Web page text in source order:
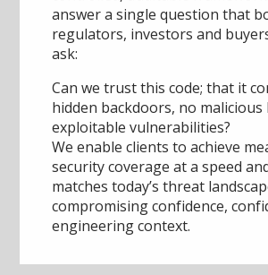
answer a single question that
regulators, investors and
ask:
Can we trust this code; that it
hidden backdoors, no malicious
exploitable vulnerabilities?
We enable clients to achieve
security coverage at a speed
matches today’s threat
compromising confidence,
engineering context.